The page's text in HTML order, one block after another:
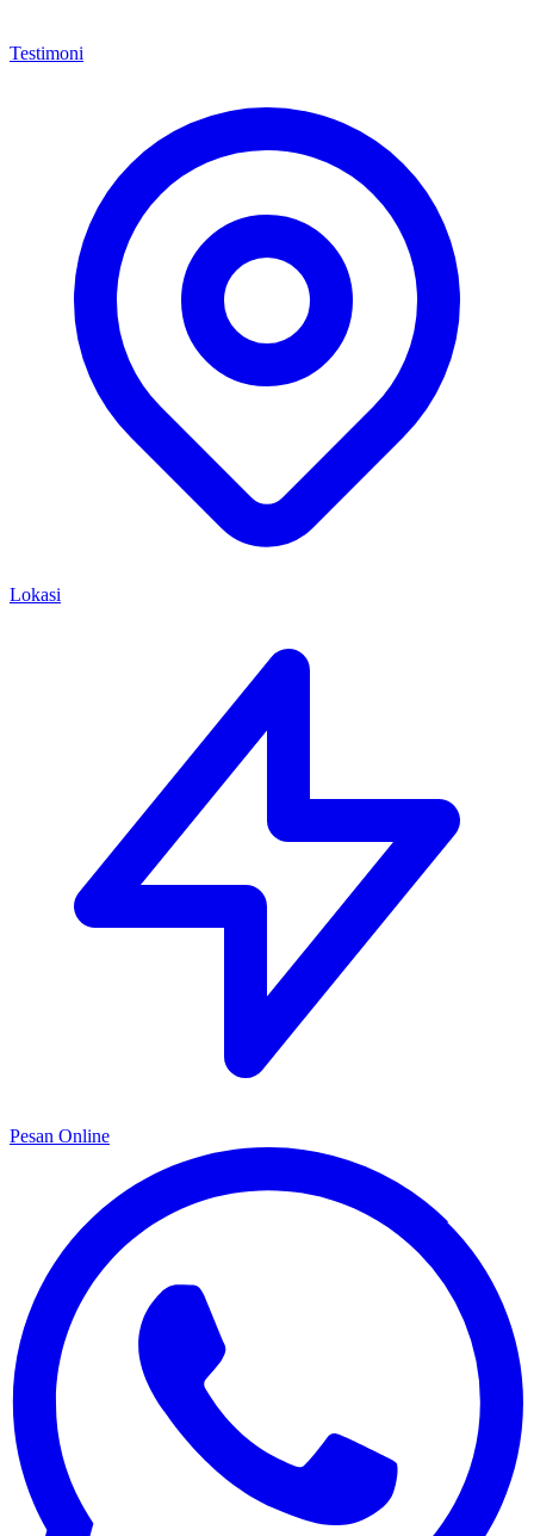
Testimoni
Lokasi
Pesan Online